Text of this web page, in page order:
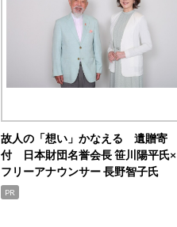
故人の「想い」かなえる 遺贈寄
付 日本財団名誉会長 笹川陽平氏×
フリーアナウンサー 長野智子氏
PR